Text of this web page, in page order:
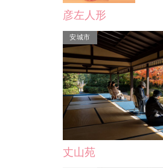
）に創建されたとい
（1601）に家康が２
ったという記録…
石工文化（
岡崎城築城の
石を使用した
の始まりとい
彦左人形
安城市
丈山苑